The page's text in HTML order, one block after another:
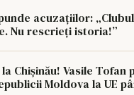
acuzațiilor:
Nu rescrieți istoria!”
Chișinău! Vasile Tofan
Moldova la UE